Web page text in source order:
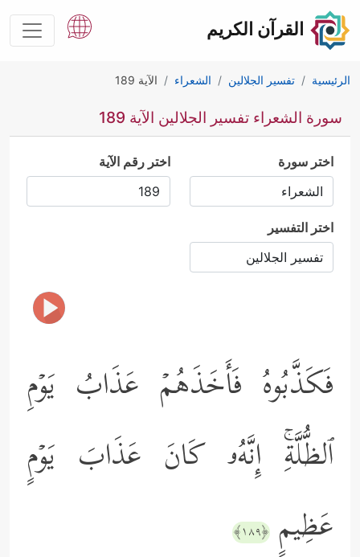
القرآن الكريم
الرئيسية تفسير الجلالين الشعراء الآية 189
سورة الشعراء تفسير الجلالين الآية 189
اختر سورة اختر رقم الآية
اختر التفسير
فَكَذَّبُوهُ فَأَخَذَهُمۡ عَذَابُ یَوۡمِ
ٱلظُّلَّةِۚ إِنَّهُۥ كَانَ عَذَابَ یَوۡمٍ
عَظِیمٍ ﴿١٨٩﴾